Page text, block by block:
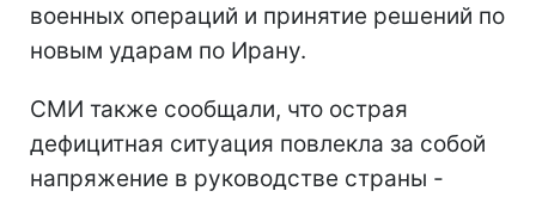
военных операций и принятие решений по
новым ударам по Ирану.
СМИ также сообщали, что острая
дефицитная ситуация повлекла за собой
напряжение в руководстве страны -